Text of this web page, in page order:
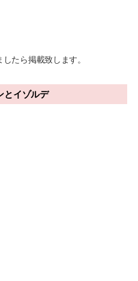
たら掲載致します。
とイゾルデ